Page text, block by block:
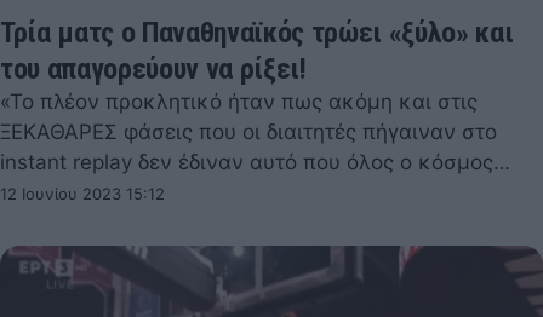
Τρία ματς ο Παναθηναϊκός τρώει «ξύλο» και
του απαγορεύουν να ρίξει!
«Το πλέον προκλητικό ήταν πως ακόμη και στις
ΞΕΚΑΘΑΡΕΣ φάσεις που οι διαιτητές πήγαιναν στο
instant replay δεν έδιναν αυτό που όλος ο κόσμος…
12 Ιουνίου 2023 15:12